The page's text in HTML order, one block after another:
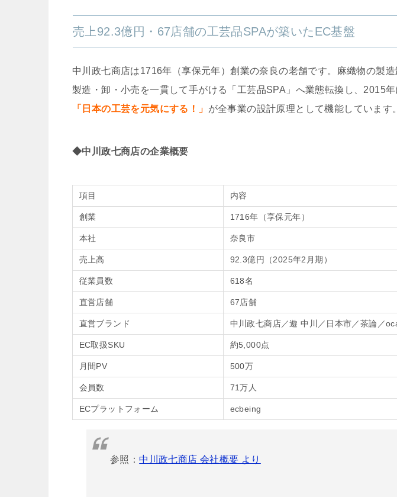
売上92.3億円・67店舗の工芸品SPAが築いたEC基盤
中川政七商店は1716年（享保元年）創業の奈良の老舗です。麻織物の製
製造・卸・小売を一貫して手がける「工芸品SPA」へ業態転換し、2015
「日本の工芸を元気にする！」 が全事業の設計原理として機能しています。
◆中川政七商店の企業概要
項目 内容
創業 1716年（享保元年）
本社 奈良市
売上高 92.3億円（2025年2月期）
従業員数 618名
直営店舗 67店舗
直営ブランド 中川政七商店／遊 中川／日本市／茶論／
EC取扱SKU 約5,000点
月間PV 500万
会員数 71万人
ECプラットフォーム ecbeing
参照：中川政七商店 会社概要 より